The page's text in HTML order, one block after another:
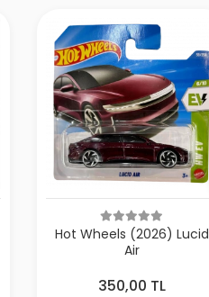
Hot Wheels (2026) Lucid
Air
350,00 TL